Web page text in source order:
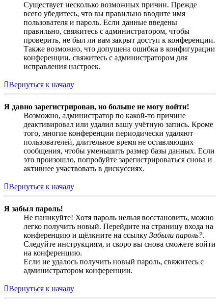
Существует несколько возможных причин. Прежде
всего убедитесь, что вы правильно вводите имя
пользователя и пароль. Если данные введены
правильно, свяжитесь с администратором, чтобы
проверить, не был ли вам закрыт доступ к конференции.
Также возможно, что допущена ошибка в конфигурации
конференции, свяжитесь с администратором для
исправления настроек.
Вернуться к началу
Я давно зарегистрирован, но больше не могу войти!
Возможно, администратор по какой-то причине
деактивировал или удалил вашу учётную запись. Кроме
того, многие конференции периодически удаляют
пользователей, длительное время не оставляющих
сообщения, чтобы уменьшить размер базы данных. Если
это произошло, попробуйте зарегистрироваться снова и
активнее участвовать в дискуссиях.
Вернуться к началу
Я забыл пароль!
Не паникуйте! Хотя пароль нельзя восстановить, можно
легко получить новый. Перейдите на страницу входа на
конференцию и щёлкните на ссылку Забыли пароль?.
Следуйте инструкциям, и скоро вы снова сможете войти
на конференцию.
Если не удалось получить новый пароль, свяжитесь с
администратором конференции.
Вернуться к началу